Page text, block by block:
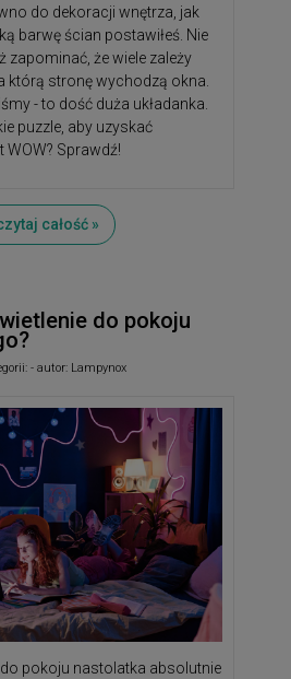
do dekoracji wnętrza, jak
barwę ścian postawiłeś. Nie
zapominać, że wiele zależy
którą stronę wychodzą okna.
- to dość duża układanka.
puzzle, aby uzyskać
WOW? Sprawdź!
całość »
do pokoju
- autor: Lampynox
pokoju nastolatka absolutnie